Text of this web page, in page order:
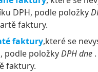
DPH, podle položky
faktury.
faktury,které se
podle položkyDPH dne
faktury.